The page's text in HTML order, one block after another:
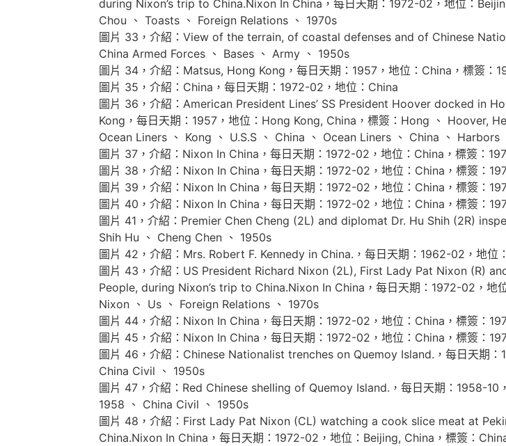
during Nixon’s trip to China.Nixon In China，每日天期：1972-02，地位：
Chou 、 Toasts 、 Foreign Relations 、 1970s
圖片 33，介紹：View of the terrain, of coastal defenses and of Chinese
China Armed Forces 、 Bases 、 Army 、 1950s
圖片 34，介紹：Matsus, Hong Kong，每日天期：1957，地位：China，標簽：
圖片 35，介紹：China，每日天期：1972-02，地位：China
圖片 36，介紹：American President Lines’ SS President Hoover docked in
Kong，每日天期：1957，地位：Hong Kong, China，標簽：Hong 、 Hoover,
Ocean Liners 、 Kong 、 U.S.S 、 China 、 Ocean Liners 、 China 、
圖片 37，介紹：Nixon In China，每日天期：1972-02，地位：China，標簽：
圖片 38，介紹：Nixon In China，每日天期：1972-02，地位：China，標簽：
圖片 39，介紹：Nixon In China，每日天期：1972-02，地位：China，標簽：
圖片 40，介紹：Nixon In China，每日天期：1972-02，地位：China，標簽：
圖片 41，介紹：Premier Chen Cheng (2L) and diplomat Dr. Hu Shih (2R)
Shih Hu 、 Cheng Chen 、 1950s
圖片 42，介紹：Mrs. Robert F. Kennedy in China.，每日天期：1962-02，地
圖片 43，介紹：US President Richard Nixon (2L), First Lady Pat Nixon (R)
People, during Nixon’s trip to China.Nixon In China，每日天期：1972-02，
Nixon 、 Us 、 Foreign Relations 、 1970s
圖片 44，介紹：Nixon In China，每日天期：1972-02，地位：China，標簽：
圖片 45，介紹：Nixon In China，每日天期：1972-02，地位：China，標簽：
圖片 46，介紹：Chinese Nationalist trenches on Quemoy Island.，每日天期
China Civil 、 1950s
圖片 47，介紹：Red Chinese shelling of Quemoy Island.，每日天期：1958-
1958 、 China Civil 、 1950s
圖片 48，介紹：First Lady Pat Nixon (CL) watching a cook slice meat at
China.Nixon In China，每日天期：1972-02，地位：Beijing, China，標簽：